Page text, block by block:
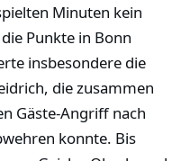
Minuten kein
Punkte in Bonn
insbesondere die
die zusammen
Gäste-Angriff nach
konnte. Bis